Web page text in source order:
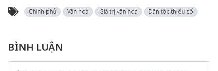
Chính phủ Văn hoá Giá trị văn hoá Dân tộc thiểu số
BÌNH LUẬN